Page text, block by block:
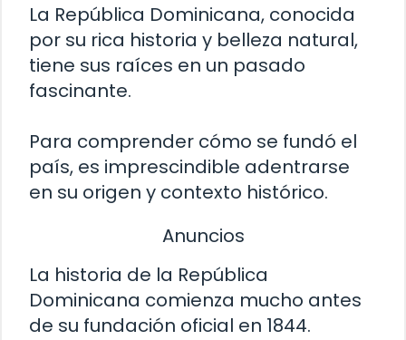
La República Dominicana, conocida
por su rica historia y belleza natural,
tiene sus raíces en un pasado
fascinante.
Para comprender cómo se fundó el
país, es imprescindible adentrarse
en su origen y contexto histórico.
Anuncios
La historia de la República
Dominicana comienza mucho antes
de su fundación oficial en 1844.